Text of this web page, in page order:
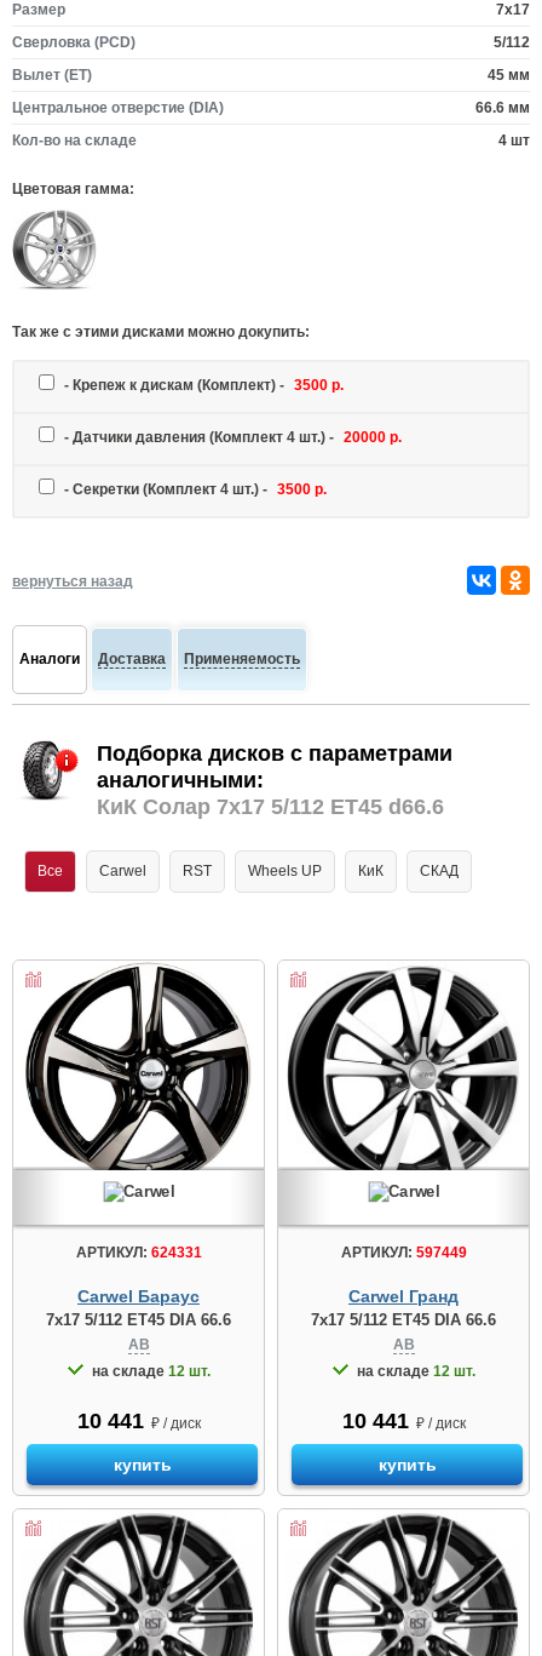
Размер
7x17
Сверловка (PCD)
5/112
Вылет (ET)
45 мм
Центральное отверстие (DIA)
66.6 мм
Кол-во на складе
4 шт
Цветовая гамма:
Так же c этими дисками можно докупить:
- Крепеж к дискам (Комплект) - 3500 р.
- Датчики давления (Комплект 4 шт.) - 20000 р.
- Секретки (Комплект 4 шт.) - 3500 р.
вернуться назад
Аналоги Доставка Применяемость
Подборка дисков с параметрами
аналогичными:
КиК Солар 7x17 5/112 ET45 d66.6
Все Carwel RST Wheels UP КиК СКАД
АРТИКУЛ: 624331
Carwel Бараус
7x17 5/112 ET45 DIA 66.6
AB
на складе 12 шт.
10 441 ₽ / диск
купить
АРТИКУЛ: 597449
Carwel Гранд
7x17 5/112 ET45 DIA 66.6
AB
на складе 12 шт.
10 441 ₽ / диск
купить